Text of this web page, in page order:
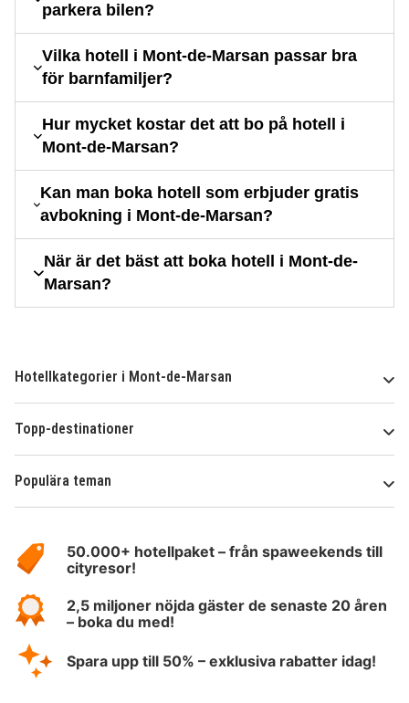
parkera bilen?
Vilka hotell i Mont-de-Marsan passar bra
för barnfamiljer?
Hur mycket kostar det att bo på hotell i
Mont-de-Marsan?
Kan man boka hotell som erbjuder gratis
avbokning i Mont-de-Marsan?
När är det bäst att boka hotell i Mont-de-
Marsan?
Hotellkategorier i Mont-de-Marsan
Topp-destinationer
Populära teman
HotelSpecials50.000+ hotellpaket – från spaweekends till
cityresor!
2,5 miljoner nöjda gäster de senaste 20 åren
– boka du med!
Spara upp till 50% – exklusiva rabatter idag!